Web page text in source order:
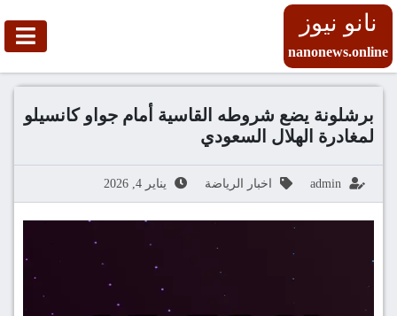
نانو نيوز
nanonews.online
برشلونة يضع شروطه القاسية أمام جواو كانسيلو
لمغادرة الهلال السعودي
admin اخبار الرياضة يناير 4, 2026